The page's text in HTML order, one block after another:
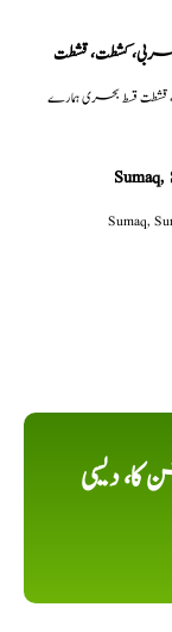
كشطت، قشطت
قشطت قسط بحری ہمارے
دیسی